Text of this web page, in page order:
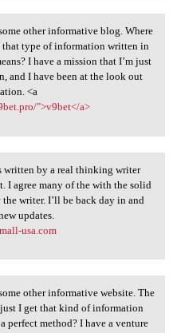
some other
other informative blog. Where
that type of information written in
I have a mission that I’m just
and I have been at the look out
<a
">v9bet</a>
written by a
written by a real thinking writer
I agree many of the with the solid
writer. I’ll be back day in and
updates.
usa.com
some other
other informative website. The
I get that kind of information
perfect method? I have a venture